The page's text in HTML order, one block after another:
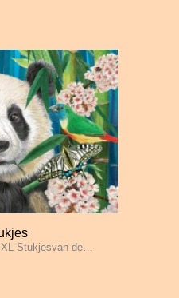
Stukjesvan de…